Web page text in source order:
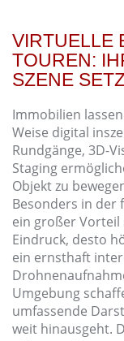
VIRTUELLE
TOUREN:
SZENE
Immobilien
Weise digital
Rundgänge, 3D-
Staging
Objekt zu
Besonders in der
ein großer Vorteil
Eindruck, desto
ein ernsthaft
Umgebung
umfassende
weit hinausgeht.